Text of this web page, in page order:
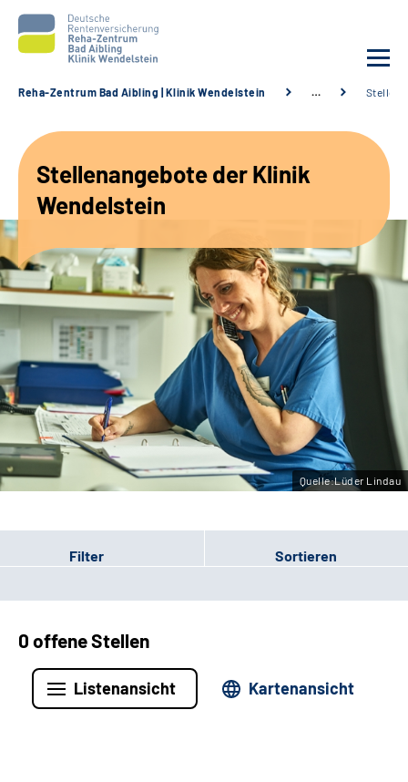
Unsere Angebote
Karriere
Sozialdienste & Zuweisende
Suche
Leichte Sprache
Gebärdensprache
Reha-Zentrum Bad Aibling | Klinik Wendelstein …
Stellenangebote der Klinik
Wendelstein
Quelle:Lüder Lindau
Filter Sortieren
0 offene Stellen
Listenansicht Kartenansicht